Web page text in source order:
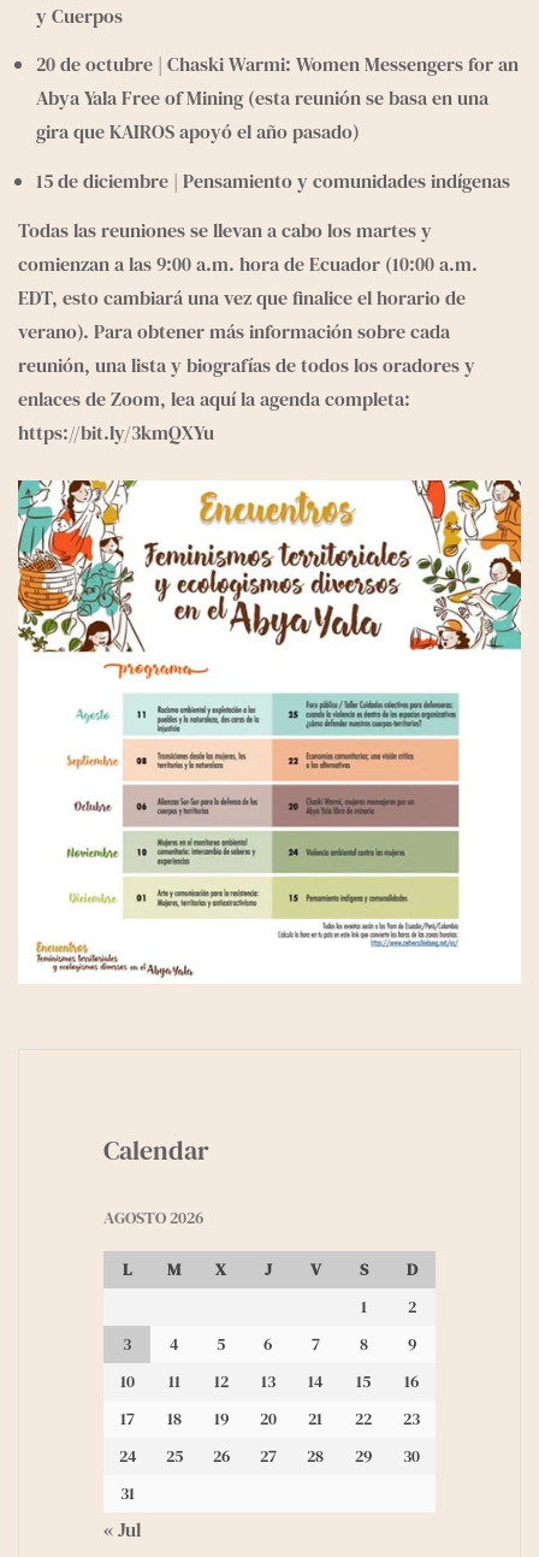
y Cuerpos
20 de octubre | Chaski Warmi: Women Messengers for an
Abya Yala Free of Mining (esta reunión se basa en una
gira que KAIROS apoyó el año pasado)
15 de diciembre | Pensamiento y comunidades indígenas
Todas las reuniones se llevan a cabo los martes y
comienzan a las 9:00 a.m. hora de Ecuador (10:00 a.m.
EDT, esto cambiará una vez que finalice el horario de
verano). Para obtener más información sobre cada
reunión, una lista y biografías de todos los oradores y
https://bit.ly/3kmQXYu
Calendar
AGOSTO 2026
L M X J V S
D
1
2
3
4 5 6 7 8
9
10
11 12 13 14 15
16
17
18 19 20 21 22
23
24
25 26 27 28 29
30
31
« Jul